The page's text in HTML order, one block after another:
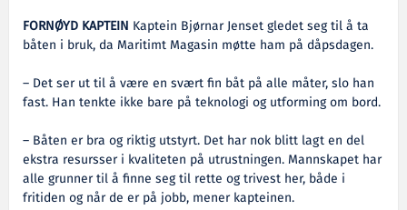
FORNØYD KAPTEIN Kaptein Bjørnar Jenset gledet seg til å ta
båten i bruk, da Maritimt Magasin møtte ham på dåpsdagen.
– Det ser ut til å være en svært fin båt på alle måter, slo han
fast. Han tenkte ikke bare på teknologi og utforming om bord.
– Båten er bra og riktig utstyrt. Det har nok blitt lagt en del
ekstra resursser i kvaliteten på utrustningen. Mannskapet har
alle grunner til å finne seg til rette og trivest her, både i
fritiden og når de er på jobb, mener kapteinen.